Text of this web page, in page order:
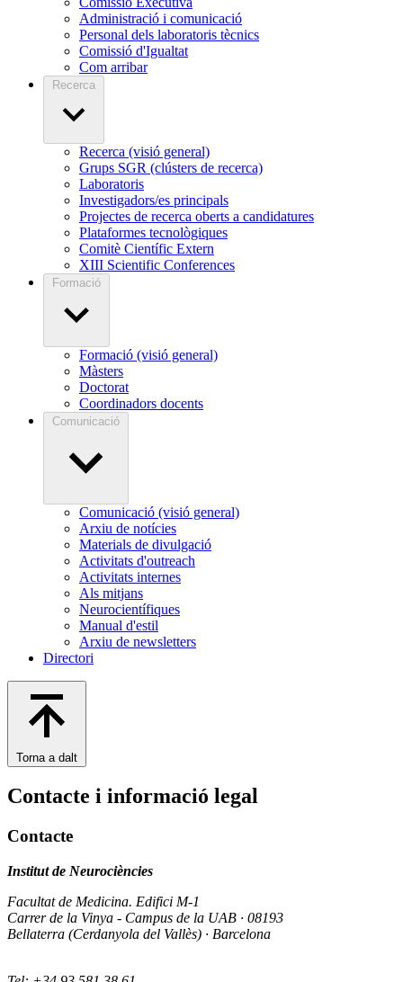
Administració i comunicació
Personal dels laboratoris tècnics
Comissió d'Igualtat
Com arribar
Recerca
Recerca (visió general)
Grups SGR (clústers de recerca)
Laboratoris
Investigadors/es principals
Projectes de recerca oberts a candidatures
Plataformes tecnològiques
Comitè Científic Extern
XIII Scientific Conferences
Formació
Formació (visió general)
Màsters
Doctorat
Coordinadors docents
Comunicació
Comunicació (visió general)
Arxiu de notícies
Materials de divulgació
Activitats d'outreach
Activitats internes
Als mitjans
Neurocientífiques
Manual d'estil
Arxiu de newsletters
Directori
Torna a dalt
Contacte i informació legal
Contacte
Institut de Neurociències
Facultat de Medicina. Edifici M-1
Carrer de la Vinya - Campus de la UAB · 08193
Bellaterra (Cerdanyola del Vallès) · Barcelona